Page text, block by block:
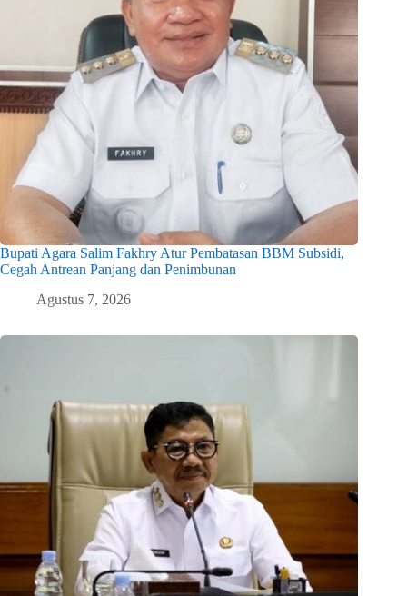
Bupati Agara Salim Fakhry Atur Pembatasan BBM Subsidi,
Cegah Antrean Panjang dan Penimbunan
Agustus 7, 2026